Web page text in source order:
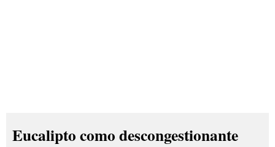
Eucalipto como descongestionante